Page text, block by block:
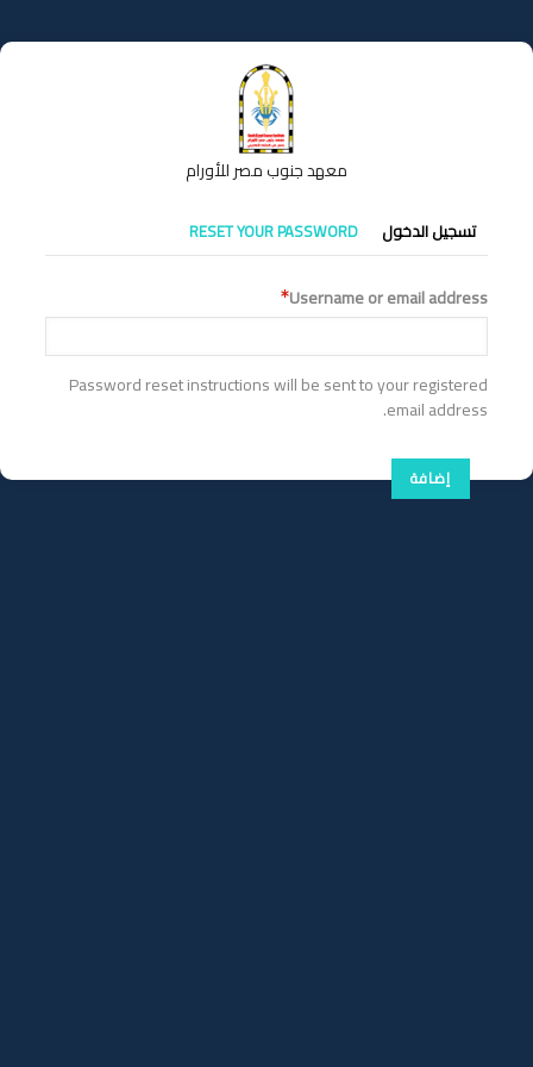
إلى
المحتوى
معهد جنوب مصر للأورام
التبويبات
الأساسية
تسجيل الدخول RESET YOUR PASSWORD
Username or email address
Password reset instructions will be sent to your registered
email address.